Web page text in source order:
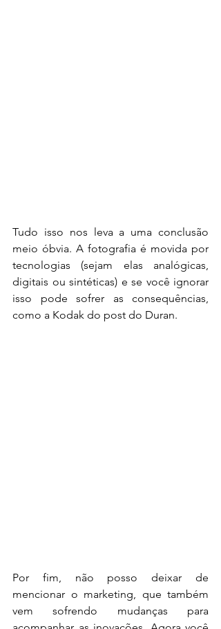
Tudo isso nos leva a uma conclusão
meio óbvia. A fotografia é movida por
tecnologias (sejam elas analógicas,
digitais ou sintéticas) e se você ignorar
isso pode sofrer as consequências,
como a Kodak do post do Duran.
Por fim, não posso deixar de
mencionar o marketing, que também
vem sofrendo mudanças para